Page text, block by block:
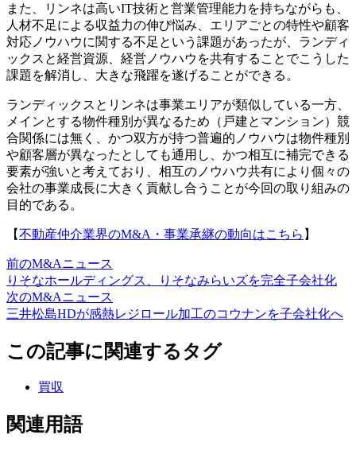
また、リンネは高いIT技術と営業管理能力を持ちながらも、
人材不足による収益力の伸び悩み、エリアごとの特性や顧客
対応ノウハウに関する不足という課題があったが、ランディ
ックスと経営資源、経営ノウハウを共有することでこうした
課題を解消し、大きな飛躍を遂げることができる。
ランディックスとリンネは事業エリアが類似している一方、
メインとする物件種別が異なるため（戸建とマンション）競
合関係には無く、かつ双方が持つ普遍的ノウハウは物件種別
や顧客層が異なったとしても通用し、かつ相互に補完できる
要素が強いと考えており、相互のノウハウ共有により個々の
会社の事業成長に大きく貢献し合うことが今回の取り組みの
目的である。
【不動産仲介業界のM&A・事業承継の動向はこちら 】
前のM&Aニュース
りそなホールディングス、りそなみらいズを完全子会社化
次のM&Aニュース
三井松島HDが感熱レジロール加工のコウナンを子会社化へ
この記事に関連するタグ
買収
関連用語